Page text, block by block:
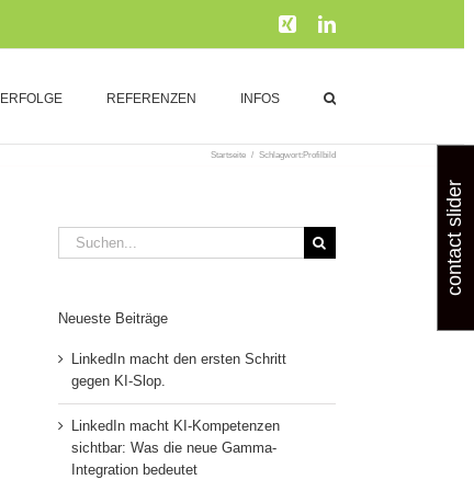
Xing LinkedIn
ERFOLGE REFERENZEN INFOS
Startseite / Schlagwort:Profilbild
Suche
nach:
Neueste Beiträge
LinkedIn macht den ersten Schritt
gegen KI-Slop.
LinkedIn macht KI-Kompetenzen
sichtbar: Was die neue Gamma-
Integration bedeutet
contact slider